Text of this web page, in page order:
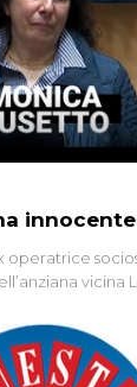
operatrice
vicina
Monica si
lo stesso
errore